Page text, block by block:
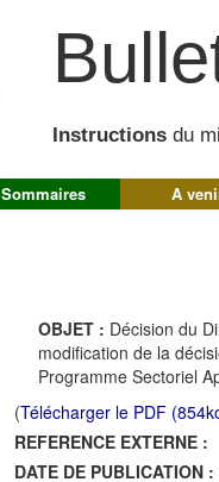
Instructions du
Sommaires A
OBJET : Décision du
modification de la
Programme Sectoriel
(Télécharger le PDF
REFERENCE EXTERNE :
DATE DE PUBLICATION :